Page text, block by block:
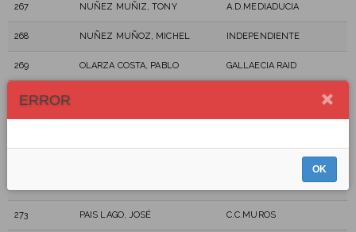
267 NUÑEZ MUÑIZ, TONY A.D.MEDIADUCIA
268 NUÑEZ MUÑOZ, MICHEL INDEPENDIENTE
269 OLARZA COSTA, PABLO GALLAECIA RAID
270
MILLABIKE, A GOLPE DE
ADC PEDALETAS SANTA
273 PAIS LAGO, JOSÉ C.C.MUROS
ERROR
OK